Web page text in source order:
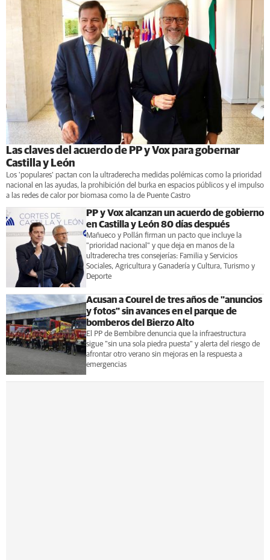
Las claves del acuerdo de PP y Vox para gobernar
Castilla y León
Los 'populares' pactan con la ultraderecha medidas polémicas como la prioridad
nacional en las ayudas, la prohibición del burka en espacios públicos y el impulso
a las redes de calor por biomasa como la de Puente Castro
PP y Vox alcanzan un acuerdo de gobierno
en Castilla y León 80 días después
Mañueco y Pollán firman un pacto que incluye la
"prioridad nacional" y que deja en manos de la
ultraderecha tres consejerías: Familia y Servicios
Sociales, Agricultura y Ganadería y Cultura, Turismo y
Deporte
Acusan a Courel de tres años de "anuncios
y fotos" sin avances en el parque de
bomberos del Bierzo Alto
El PP de Bembibre denuncia que la infraestructura
sigue "sin una sola piedra puesta" y alerta del riesgo de
afrontar otro verano sin mejoras en la respuesta a
emergencias